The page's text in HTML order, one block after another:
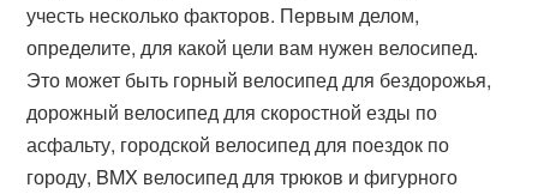
учесть несколько факторов. Первым делом,
определите, для какой цели вам нужен велосипед.
Это может быть горный велосипед для бездорожья,
дорожный велосипед для скоростной езды по
асфальту, городской велосипед для поездок по
городу, BMX велосипед для трюков и фигурного